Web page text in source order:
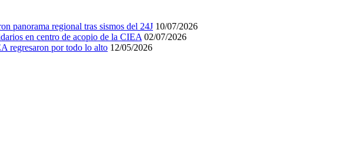
panorama regional tras sismos del 24J 10/07/2026
en centro de acopio de la CIEA 02/07/2026
regresaron por todo lo alto 12/05/2026